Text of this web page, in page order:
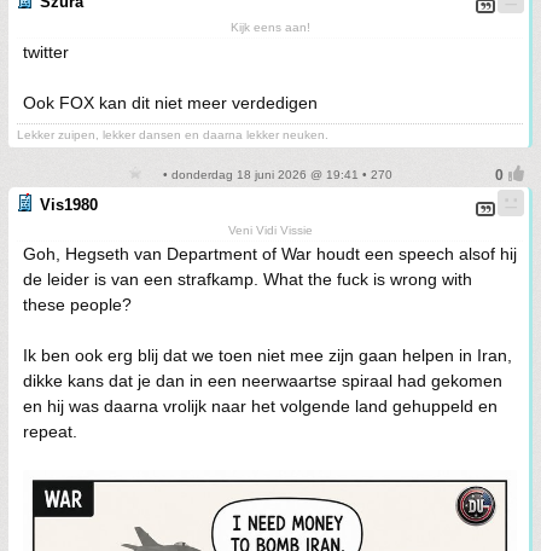
Kijk eens aan!
twitter
Ook FOX kan dit niet meer verdedigen
Lekker zuipen, lekker dansen en daarna lekker neuken.
• donderdag 18 juni 2026 @ 19:41 • 270
Vis1980
Veni Vidi Vissie
Goh, Hegseth van Department of War houdt een speech alsof hij
de leider is van een strafkamp. What the fuck is wrong with
these people?
Ik ben ook erg blij dat we toen niet mee zijn gaan helpen in Iran,
dikke kans dat je dan in een neerwaartse spiraal had gekomen
en hij was daarna vrolijk naar het volgende land gehuppeld en
repeat.